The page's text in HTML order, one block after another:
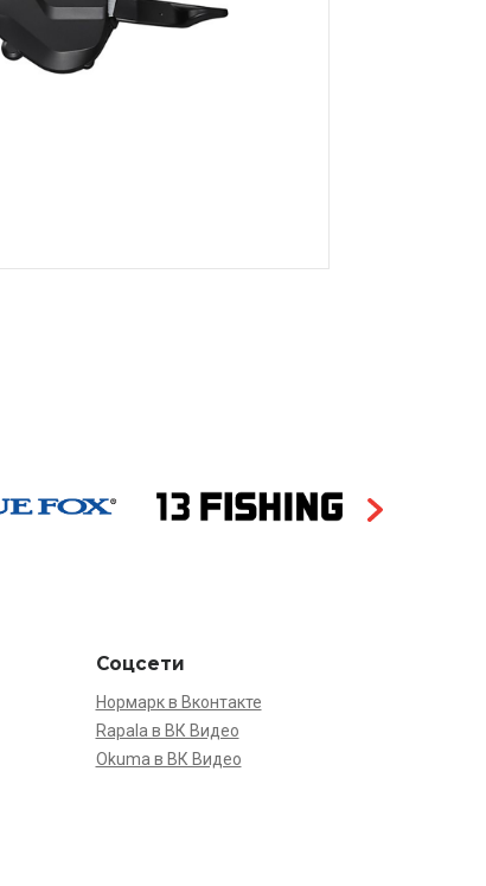
Соцсети
Нормарк в Вконтакте
Rapala в ВК Видео
Okuma в ВК Видео